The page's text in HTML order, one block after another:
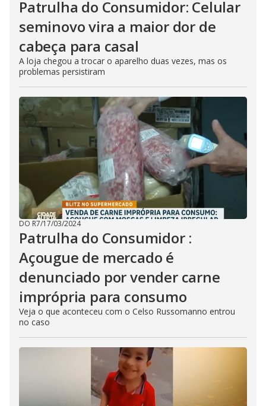
Patrulha do Consumidor: Celular
seminovo vira a maior dor de
cabeça para casal
A loja chegou a trocar o aparelho duas vezes, mas os
problemas persistiram
DO R7/17/03/2024
Patrulha do Consumidor :
Açougue de mercado é
denunciado por vender carne
imprópria para consumo
Veja o que aconteceu com o Celso Russomanno entrou
no caso